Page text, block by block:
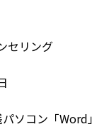
セリング
ソコン「Word」